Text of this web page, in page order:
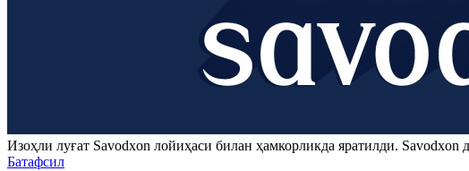
Изоҳли луғат Savodxon лойиҳаси билан ҳамкорликда яратилди. Savodxon
Батафсил